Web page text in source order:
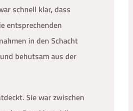
schnell klar, dass
entsprechenden
in den Schacht
behutsam aus der
Sie war zwischen